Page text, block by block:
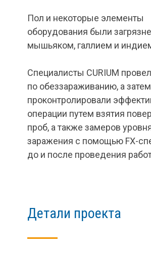
Пол и некоторые элементы
оборудования были
мышьяком, галлием и
Специалисты CURIUM
по обеззараживанию, а затем
проконтролировали
операции путем взятия
проб, а также замеров
заражения с помощью FX-
до и после проведения
Детали проекта